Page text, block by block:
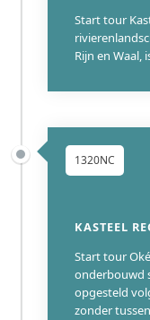
Start tour
Rijn en Waal,
1320NC
KASTEEL
Start tour
onderbouwd
opgesteld
zonder